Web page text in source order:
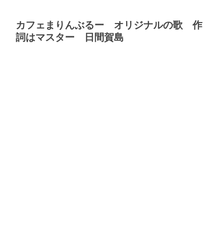
カフェまりんぶるー オリジナルの歌 作
詞はマスター 日間賀島